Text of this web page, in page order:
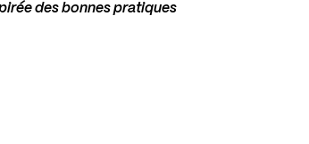
des bonnes pratiques